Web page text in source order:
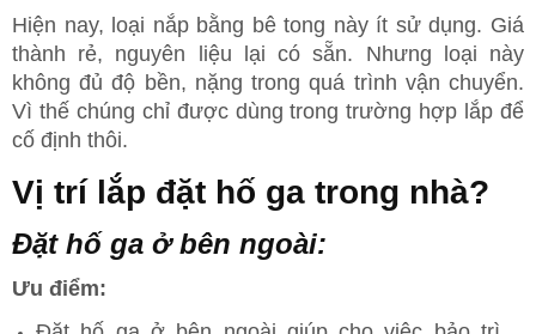
Hiện nay, loại nắp bằng bê tong này ít sử dụng. Giá
thành rẻ, nguyên liệu lại có sẵn. Nhưng loại này
không đủ độ bền, nặng trong quá trình vận chuyển.
Vì thế chúng chỉ được dùng trong trường hợp lắp để
cố định thôi.
Vị trí lắp đặt hố ga trong nhà?
Đặt hố ga ở bên ngoài:
Ưu điểm: